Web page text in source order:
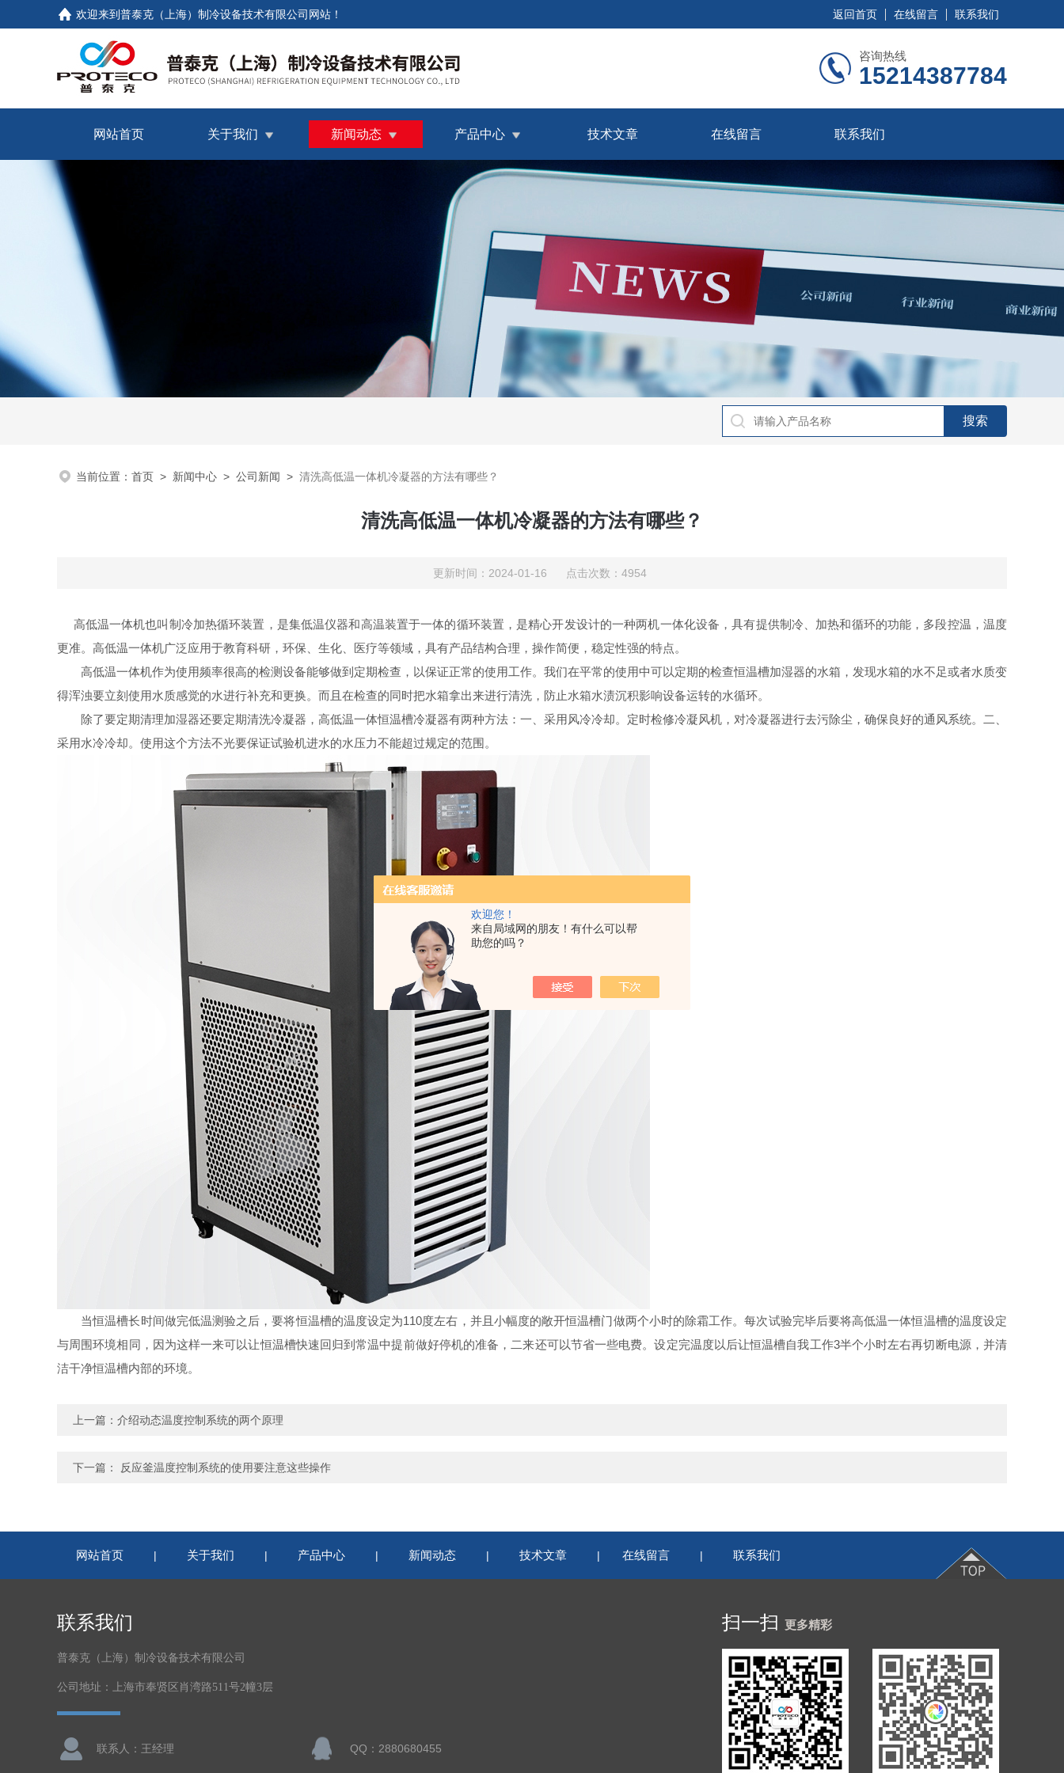
欢迎您！
来自局域网的朋友！有什么可以帮
助您的吗？
欢迎来到普泰克（上海）制冷设备技术有限公司网站！ 返回首页 在线留言 联系我们
咨询热线
15214387784
网站首页 关于我们 新闻动态 产品中心 技术文章 在线留言 联系我们
当前位置： 首页 > 新闻中心 > 公司新闻 > 清洗高低温一体机冷凝器的方法有哪些？
清洗高低温一体机冷凝器的方法有哪些？
更新时间：2024-01-16 点击次数：4954
高低温一体机也叫制冷加热循环装置，是集低温仪器和高温装置于一体的循环装置，是精心开发设计的一种两机一体化设备，具有提供制冷、加热和循环的功能，多段控温，温度
更准。高低温一体机广泛应用于教育科研，环保、生化、医疗等领域，具有产品结构合理，操作简便，稳定性强的特点。
高低温一体机作为使用频率很高的检测设备能够做到定期检查，以保证正常的使用工作。我们在平常的使用中可以定期的检查恒温槽加湿器的水箱，发现水箱的水不足或者水质变
得浑浊要立刻使用水质感觉的水进行补充和更换。而且在检查的同时把水箱拿出来进行清洗，防止水箱水渍沉积影响设备运转的水循环。
除了要定期清理加湿器还要定期清洗冷凝器，高低温一体恒温槽冷凝器有两种方法：一、采用风冷冷却。定时检修冷凝风机，对冷凝器进行去污除尘，确保良好的通风系统。二、
采用水冷冷却。使用这个方法不光要保证试验机进水的水压力不能超过规定的范围。
当恒温槽长时间做完低温测验之后，要将恒温槽的温度设定为110度左右，并且小幅度的敞开恒温槽门做两个小时的除霜工作。每次试验完毕后要将高低温一体恒温槽的温度设定
与周围环境相同，因为这样一来可以让恒温槽快速回归到常温中提前做好停机的准备，二来还可以节省一些电费。设定完温度以后让恒温槽自我工作3半个小时左右再切断电源，并清
洁干净恒温槽内部的环境。
上一篇： 介绍动态温度控制系统的两个原理
下一篇： 反应釜温度控制系统的使用要注意这些操作
网站首页 | 关于我们 | 产品中心 | 新闻动态 | 技术文章 | 在线留言 | 联系我们
联系我们
普泰克（上海）制冷设备技术有限公司
公司地址：上海市奉贤区肖湾路511号2幢3层
联系人：王经理 QQ：2880680455
扫一扫 更多精彩